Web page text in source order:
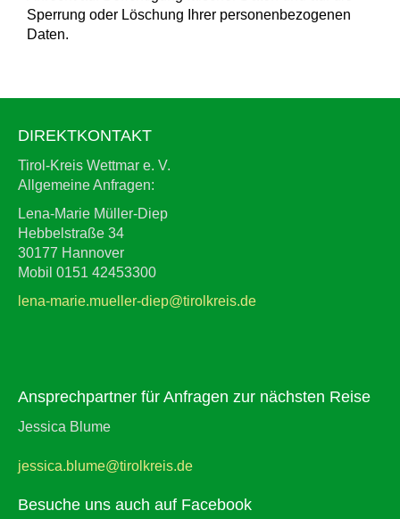
Sperrung oder Löschung Ihrer personenbezogenen
Daten.
DIREKTKONTAKT
Tirol-Kreis Wettmar e. V.
Allgemeine Anfragen:
Lena-Marie Müller-Diep
Hebbelstraße 34
30177 Hannover
Mobil 0151 42453300
lena-marie.mueller-diep@tirolkreis.de
Ansprechpartner für Anfragen zur nächsten Reise
Jessica Blume
jessica.blume@tirolkreis.de
Besuche uns auch auf Facebook